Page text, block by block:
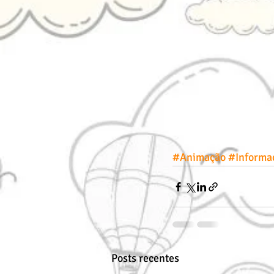
#Animação
Posts recentes